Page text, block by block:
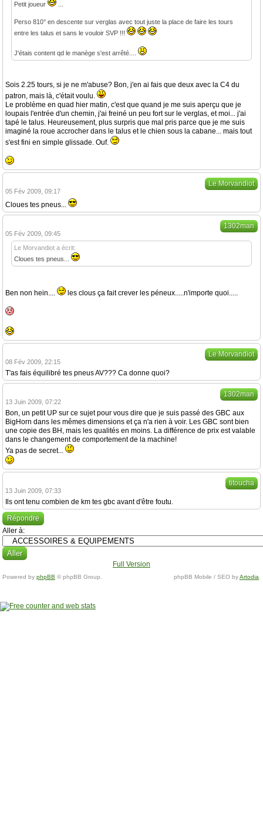
Petit joueur
Perso 810° en descente sur verglas avec tout juste la place de faire les tours
entre les talus et sans le vouloir SVP !!!
J'étais content qd le manège s'est arrêté....
Sois 2.25 tours, si je ne m'abuse? Bon, j'en ai fais que deux avec la C4 du
patron, mais là, c'était voulu.
Le problème en quad hier matin, c'est que quand je me suis aperçu que je
loupais l'entrée d'un chemin, j'ai freiné un peu fort sur le verglas, et moi... j'ai
tapé le talus. Heureusement, plus surpris que mal pris parce que je me suis
imaginé la roue accrocher dans le talus et le chien sous la cabane... mais tout
s'est fini en simple glissade. Ouf.
Le Morvandiot
05 Fév 2009, 09:17
Cloues tes pneus...
1302man
05 Fév 2009, 09:45
Le Morvandiot a écrit:
Cloues tes pneus...
Ben non hein.... les clous ça fait crever les péneux.....n'importe quoi.....
Le Morvandiot
08 Fév 2009, 22:15
T'as fais équilibré tes pneus AV??? Ca donne quoi?
1302man
13 Juin 2009, 07:22
Bon, un petit UP sur ce sujet pour vous dire que je suis passé des GBC aux
BigHorn dans les mêmes dimensions et ça n'a rien à voir. Les GBC sont bien
une copie des BH, mais les qualités en moins. La différence de prix est valable
dans le changement de comportement de la machine!
Ya pas de secret...
titoucha
13 Juin 2009, 07:33
Ils ont tenu combien de km tes gbc avant d'être foutu.
Répondre
Aller à:
Full Version
Powered by phpBB © phpBB Group. phpBB Mobile / SEO byArtodia